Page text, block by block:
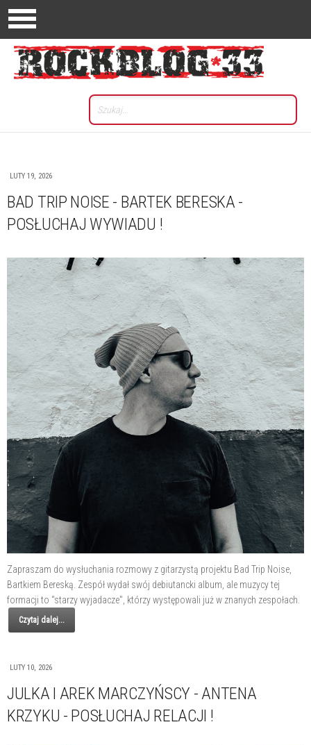
LUTY 19, 2026
BAD TRIP NOISE - BARTEK BERESKA -
POSŁUCHAJ WYWIADU !
Zapraszam do wysłuchania rozmowy z gitarzystą projektu Bad Trip Noise,
Bartkiem Bereską. Zespół wydał swój debiutancki album, ale muzycy tej
formacji to "starzy wyjadacze", którzy występowali już w znanych zespołach.
Czytaj dalej...
LUTY 10, 2026
JULKA I AREK MARCZYŃSCY - ANTENA
KRZYKU - POSŁUCHAJ RELACJI !